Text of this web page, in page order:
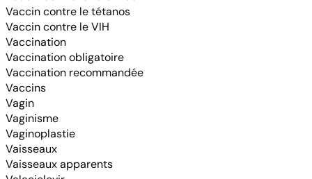
Vaccin contre le tétanos
Vaccin contre le VIH
Vaccination
Vaccination obligatoire
Vaccination recommandée
Vaccins
Vagin
Vaginisme
Vaginoplastie
Vaisseaux
Vaisseaux apparents